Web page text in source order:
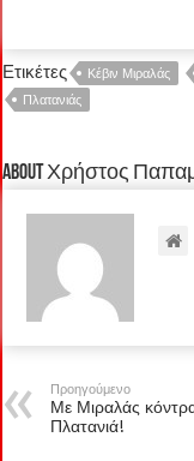
Ετικέτες Κέβιν Μιραλάς
Πλατανιάς
About Χρήστος
Προηγούμενο
Με Μιραλάς
Πλατανιά!